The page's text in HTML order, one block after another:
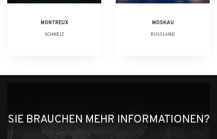
MONTREUX
SCHWEIZ
MOSKAU
RUSSLAND
SIE BRAUCHEN MEHR INFORMATIONEN?